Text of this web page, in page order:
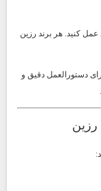
کنید. هر برند رزین
دستورالعمل دقیق و
رزین